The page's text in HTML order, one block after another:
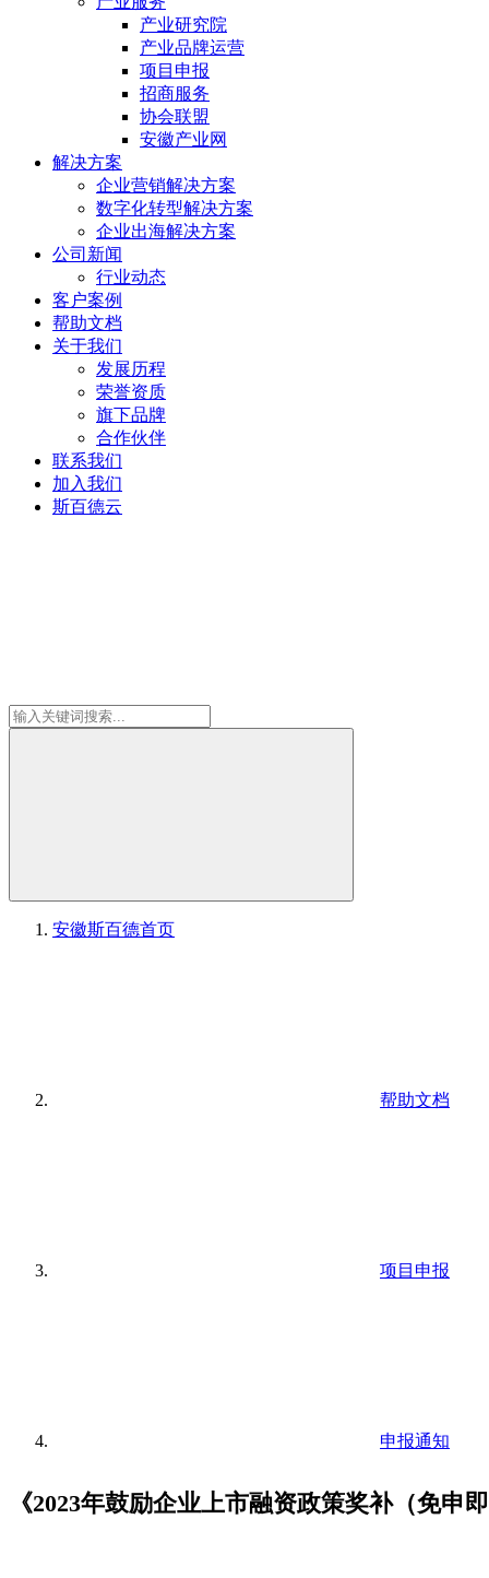
产业研究院
产业品牌运营
项目申报
招商服务
协会联盟
安徽产业网
解决方案
企业营销解决方案
数字化转型解决方案
企业出海解决方案
公司新闻
行业动态
客户案例
帮助文档
关于我们
发展历程
荣誉资质
旗下品牌
合作伙伴
联系我们
加入我们
斯百德云
安徽斯百德首页
帮助文档
项目申报
申报通知
《2023年鼓励企业上市融资政策奖补（免申